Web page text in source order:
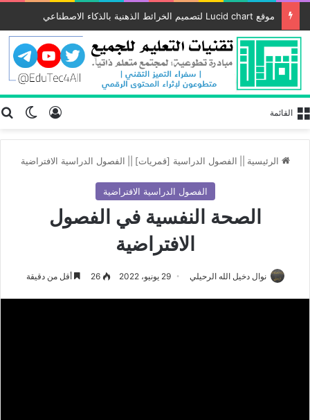
موقع Lucid chart لتصميم الخرائط الذهنية بالذكاء الاصطناعي
تسجيل القائمة
الرئيسية الفصول الدراسية [قمريات] الفصول الدراسية الافتراضية
الفصول الدراسية الافتراضية
الصحة النفسية في الفصول
الافتراضية
نوال دخيل الله الرحيلي 29 يونيو، 2022 26 أقل من دقيقة